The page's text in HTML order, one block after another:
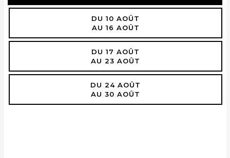
DU 10 AOÛT
AU 16 AOÛT
DU 17 AOÛT
AU 23 AOÛT
DU 24 AOÛT
AU 30 AOÛT